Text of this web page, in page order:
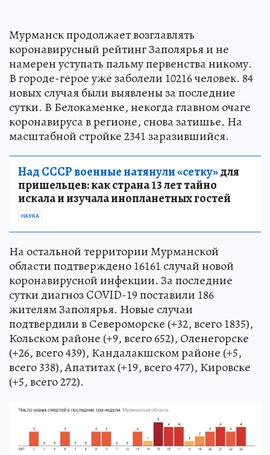
Мурманск продолжает возглавлять
коронавирусный рейтинг Заполярья и не
намерен уступать пальму первенства никому.
В городе-герое уже заболели 10216 человек. 84
новых случая были выявлены за последние
сутки. В Белокаменке, некогда главном очаге
коронавируса в регионе, снова затишье. На
масштабной стройке 2341 заразившийся.
Над СССР военные натянули «сетку»для
пришельцев: как страна 13 лет тайно
искала и изучала инопланетных гостей
НАУКА
На остальной территории Мурманской
области подтверждено 16161 случай новой
коронавирусной инфекции. За последние
сутки диагноз COVID-19 поставили 186
жителям Заполярья. Новые случаи
подтвердили в Североморске (+32, всего 1835),
Кольском районе (+9, всего 652), Оленегорске
(+26, всего 439), Кандалакшском районе (+5,
всего 338), Апатитах (+19, всего 477), Кировске
(+5, всего 272).